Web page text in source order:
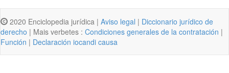
2020 Enciclopedia jurídica | Aviso legal | Diccionario jurídico de
derecho | Mais verbetes : Condiciones generales de la contratación |
Función | Declaración iocandi causa